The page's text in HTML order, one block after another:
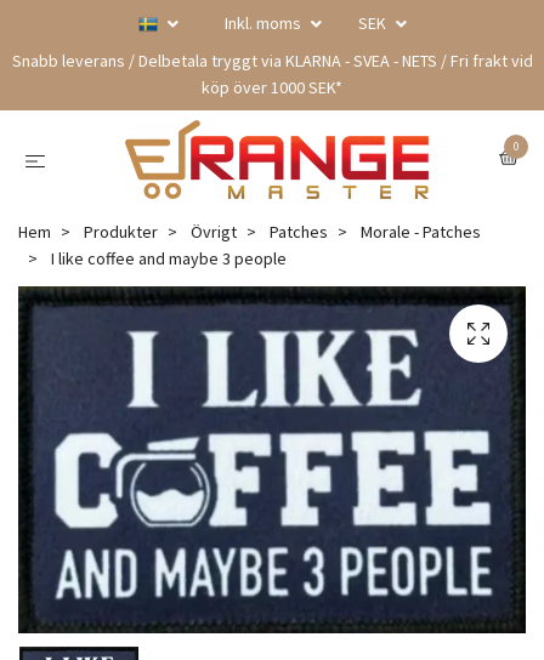
Inkl. moms
SEK
Snabb leverans / Delbetala tryggt via KLARNA - SVEA - NETS / Fri frakt vid
köp över 1000 SEK*
0
Hem Produkter Övrigt Patches
Morale - Patches
I like coffee and maybe 3 people